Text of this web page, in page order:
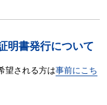
明書発行について
望される方は事前にこち